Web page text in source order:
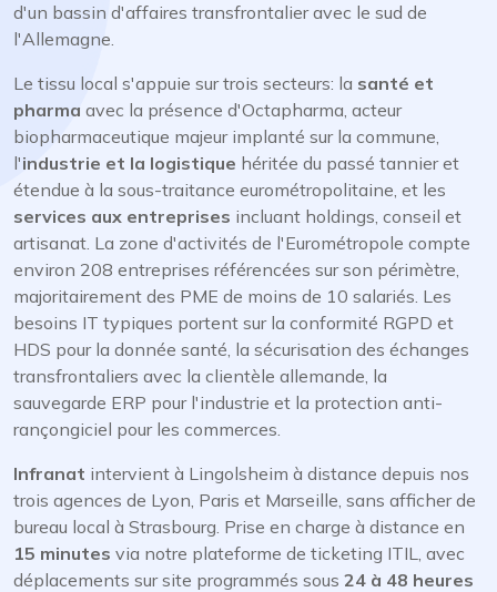
d'un bassin d'affaires transfrontalier avec le sud de
l'Allemagne.
Le tissu local s'appuie sur trois secteurs: la santé et
pharma avec la présence d'Octapharma, acteur
biopharmaceutique majeur implanté sur la commune,
l'industrie et la logistique héritée du passé tannier et
étendue à la sous-traitance eurométropolitaine, et les
services aux entreprises incluant holdings, conseil et
artisanat. La zone d'activités de l'Eurométropole compte
environ 208 entreprises référencées sur son périmètre,
majoritairement des PME de moins de 10 salariés. Les
besoins IT typiques portent sur la conformité RGPD et
HDS pour la donnée santé, la sécurisation des échanges
transfrontaliers avec la clientèle allemande, la
sauvegarde ERP pour l'industrie et la protection anti-
rançongiciel pour les commerces.
Infranat intervient à Lingolsheim à distance depuis nos
trois agences de Lyon, Paris et Marseille, sans afficher de
bureau local à Strasbourg. Prise en charge à distance en
15 minutes via notre plateforme de ticketing ITIL, avec
déplacements sur site programmés sous 24 à 48 heures